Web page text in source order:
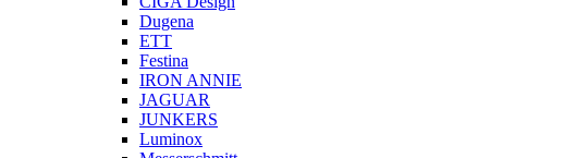
Dugena
ETT
Festina
IRON ANNIE
JAGUAR
JUNKERS
Luminox